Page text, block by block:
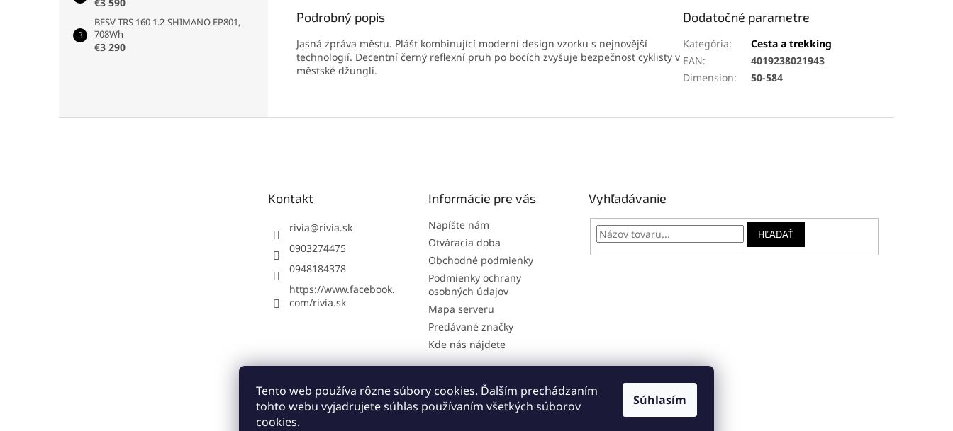
Tento web používa rôzne súbory cookies. Ďalším prechádzaním
tohto webu vyjadrujete súhlas používaním všetkých súborov
cookies.
Súhlasím
BESV TRS 160 1.2-SHIMANO EP801,
708Wh
€3 290
Podrobný popis
Jasná zpráva městu. Plášť kombinující moderní design vzorku s nejnovější
technologií. Decentní černý reflexní pruh po bocích zvyšuje bezpečnost cyklisty v
městské džungli.
Dodatočné parametre
Kategória:
Cesta a trekking
EAN:
4019238021943
Dimension: 50-584
Kontakt
rivia@rivia.sk
0903274475
0948184378
https://www.facebook.
com/rivia.sk
Informácie pre vás
Napíšte nám
Otváracia doba
Obchodné podmienky
Podmienky ochrany
osobných údajov
Mapa serveru
Predávané značky
Kde nás nájdete
Vyhľadávanie
HĽADAŤ
Online: registrácia na servis Napíšte nám